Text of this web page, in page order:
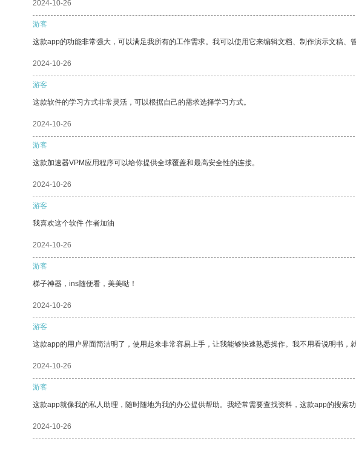
2024-10-26
游客
这款app的功能非常强大，可以满足我所有的工作需求。我可以使用它来编辑文档、制作演示文稿、
2024-10-26
游客
这款软件的学习方式非常灵活，可以根据自己的需求选择学习方式。
2024-10-26
游客
这款加速器VPM应用程序可以给你提供全球覆盖和最高安全性的连接。
2024-10-26
游客
我喜欢这个软件 作者加油
2024-10-26
游客
梯子神器，ins随便看，美美哒！
2024-10-26
游客
这款app的用户界面简洁明了，使用起来非常容易上手，让我能够快速熟悉操作。我不用看说明书，
2024-10-26
游客
这款app就像我的私人助理，随时随地为我的办公提供帮助。我经常需要查找资料，这款app的搜索
2024-10-26